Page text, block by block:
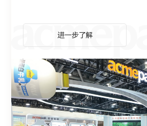
进一步了解
进一步了解